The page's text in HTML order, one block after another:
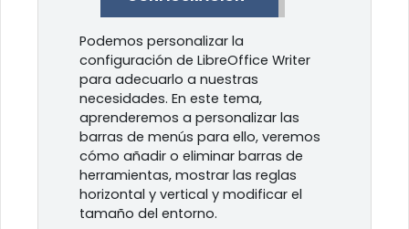
Podemos personalizar la
configuración de LibreOffice Writer
para adecuarlo a nuestras
necesidades. En este tema,
aprenderemos a personalizar las
barras de menús para ello, veremos
cómo añadir o eliminar barras de
herramientas, mostrar las reglas
horizontal y vertical y modificar el
tamaño del entorno.